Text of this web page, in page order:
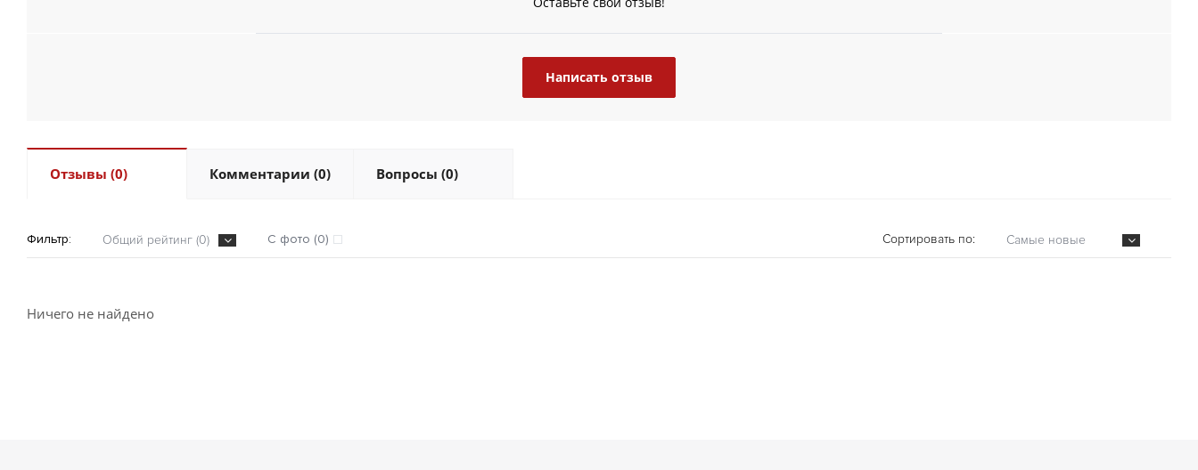
Написать отзыв
Отзывы (0) Комментарии (0) Вопросы (0)
Фильтр: Общий рейтинг (0) С фото (0) Сортировать по: Самые новые
Ничего не найдено